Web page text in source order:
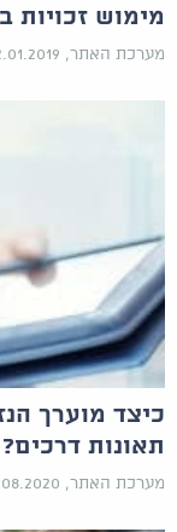
מימוש זכויות
מערכת האתר, 02.01.2019
כיצד מוערך
תאונות דרכים?
מערכת האתר, 18.08.2020